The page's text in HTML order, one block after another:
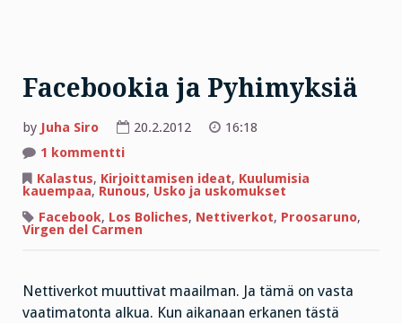
Facebookia ja Pyhimyksiä
by Juha Siro 20.2.2012
16:18
1 kommenttiartikkeliin
ja
Pyhimyksiä
Kalastus, Kirjoittamisen ideat, Kuulumisia
kauempaa, Runous, Usko ja uskomukset
Facebook, Los Boliches, Nettiverkot, Proosaruno,
Virgen del Carmen
Nettiverkot muuttivat maailman. Ja tämä on vasta
vaatimatonta alkua. Kun aikanaan erkanen tästä